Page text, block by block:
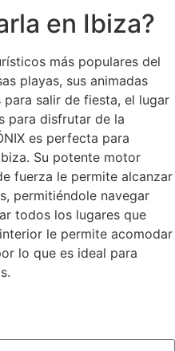
en Ibiza?
más populares del
playas, sus animadas
salir de fiesta, el lugar
para disfrutar de la
es perfecta para
Su potente motor
fuerza le permite alcanzar
permitiéndole navegar
todos los lugares que
le permite acomodar
lo que es ideal para